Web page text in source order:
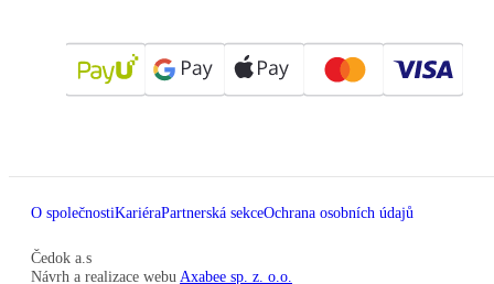
O společnostiKariéraPartnerská sekceOchrana osobních údajů
Čedok a.s
Návrh a realizace webu Axabee sp. z. o.o.